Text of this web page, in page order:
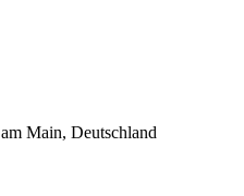
Main, Deutschland